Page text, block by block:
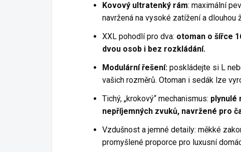
Kovový ultratenký rám: maximální
navržená na vysoké zatížení a dlouhou
XXL pohodlí pro dva: otoman o šířce
dvou osob i bez rozkládání.
Modulární řešení: poskládejte si L
vašich rozměrů. Otoman i sedák lze
Tichý, „krokový“ mechanismus: plynulé
nepříjemných zvuků, navržené pro
Vzdušnost a jemné detaily: měkké
promyšlené proporce pro luxusní